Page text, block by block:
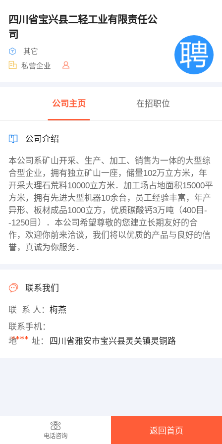
四川省宝兴县二轻工业有限责任公
司
其它
私营企业
公司主页 在招职位
公司介绍
本公司系矿山开采、生产、加工、销售为一体的大型综
合型企业，拥有独立矿山一座，储量102万立方米，年
开采大理石荒料10000立方米．加工场占地面积15000平
方米，拥有先进大型机器10余台，员工经验丰富，年产
异形、板材成品1000立方，优质碳酸钙3万吨（400目-
-1250目）．本公司希望尊敬的您建立长期友好的合
作，欢迎你前来洽谈，我们将以优质的产品与良好的信
誉，真诚为你服务．
联系我们
联 系 人： 梅燕
联系手机：
****
地 址： 四川省雅安市宝兴县灵关镇灵铜路
电话咨询
返回首页